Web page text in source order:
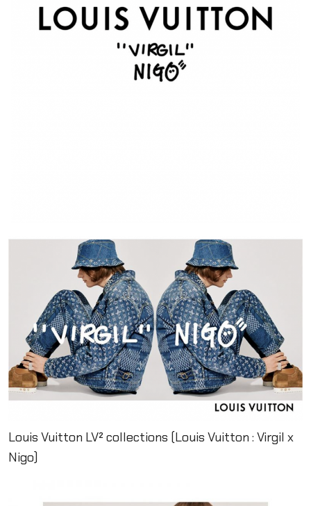
Louis Vuitton LV² collections (Louis Vuitton : Virgil x
Nigo)